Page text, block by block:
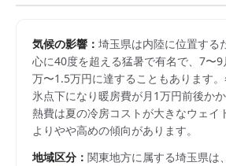
気候の影響： 埼玉県は内陸に位置する
心に40度を超える猛暑で有名で、7〜9
万〜1.5万円に達することもあります
氷点下になり暖房費が月1万円前後か
熱費は夏の冷房コストが大きなウェイ
よりやや高めの傾向があります。
地域区分： 関東地方に属する埼玉県は